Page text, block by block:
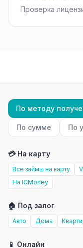
Проверка
По методу
По сумме По
💳 На карту
Все займы на карту
На ЮMoney
🏠 Под залог
Авто Дома
📱 Онлайн